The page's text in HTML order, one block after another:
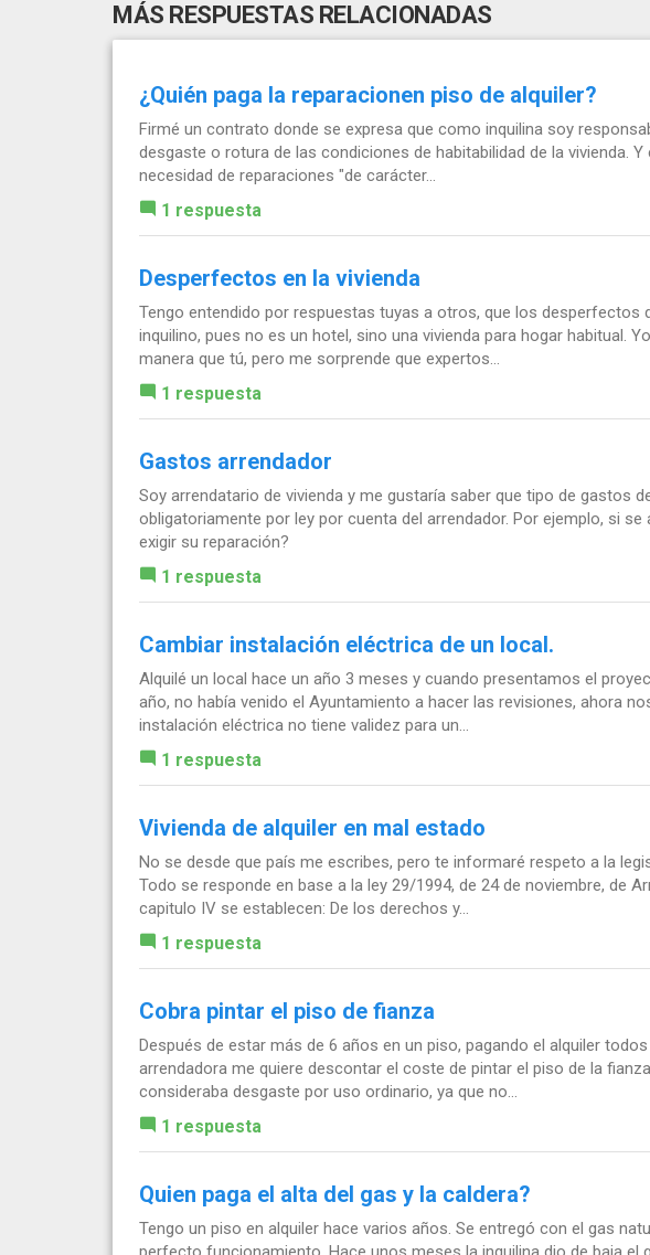
MÁS RESPUESTAS RELACIONADAS
¿Quién paga la reparacionen piso de alquiler?
Firmé un contrato donde se expresa que como inquilina soy
desgaste o rotura de las condiciones de habitabilidad de la vivienda.
necesidad de reparaciones "de carácter...
1 respuesta
Desperfectos en la vivienda
Tengo entendido por respuestas tuyas a otros, que los desperfectos
inquilino, pues no es un hotel, sino una vivienda para hogar habitual.
manera que tú, pero me sorprende que expertos...
1 respuesta
Gastos arrendador
Soy arrendatario de vivienda y me gustaría saber que tipo de gastos
obligatoriamente por ley por cuenta del arrendador. Por ejemplo, si se
exigir su reparación?
1 respuesta
Cambiar instalación eléctrica de un local.
Alquilé un local hace un año 3 meses y cuando presentamos el
año, no había venido el Ayuntamiento a hacer las revisiones, ahora
instalación eléctrica no tiene validez para un...
1 respuesta
Vivienda de alquiler en mal estado
No se desde que país me escribes, pero te informaré respeto a la
Todo se responde en base a la ley 29/1994, de 24 de noviembre, de
capitulo IV se establecen: De los derechos y...
1 respuesta
Cobra pintar el piso de fianza
Después de estar más de 6 años en un piso, pagando el alquiler
arrendadora me quiere descontar el coste de pintar el piso de la
consideraba desgaste por uso ordinario, ya que no...
1 respuesta
Quien paga el alta del gas y la caldera?
Tengo un piso en alquiler hace varios años. Se entregó con el gas